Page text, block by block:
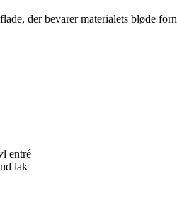
der bevarer materialets bløde
entré
lak